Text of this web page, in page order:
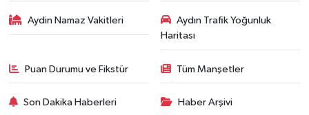
Aydin Namaz Vakitleri
Aydın Trafik Yoğunluk
Haritası
Puan Durumu ve Fikstür Tüm Manşetler
Son Dakika Haberleri Haber Arşivi